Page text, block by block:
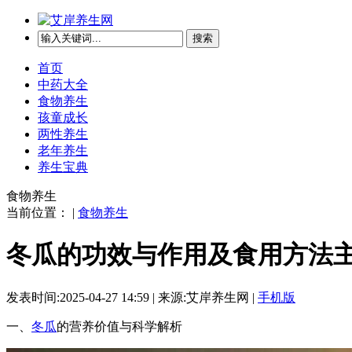
搜索
首页
中药大全
食物养生
孩童成长
两性养生
老年养生
养生宝典
食物养生
当前位置： | 食物养生
冬瓜的功效与作用及食用方法
发表时间:2025-04-27 14:59 | 来源:艾岸养生网 | 手机版
一、 冬瓜的营养价值与科学解析